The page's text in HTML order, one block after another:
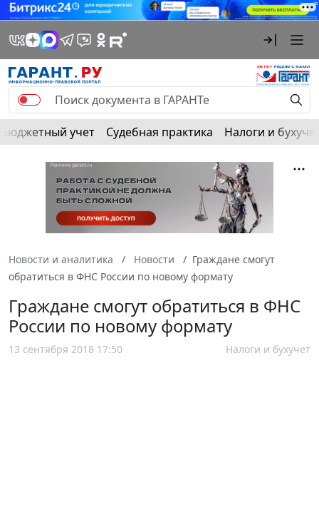
Бюджетный учет Судебная практика Налоги и
Новости и аналитика Новости
Граждане смогут
обратиться в ФНС России по новому формату
Граждане смогут обратиться в ФНС
России по новому формату
13 сентября 2018 17:50 Налоги и бухучет